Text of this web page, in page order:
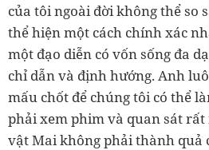
của tôi ngoài đời không thể so
thể hiện một cách chính xác
một đạo diễn có vốn sống đa
chỉ dẫn và định hướng. Anh
mấu chốt để chúng tôi có thể
phải xem phim và quan sát
vật Mai không phải thành quả